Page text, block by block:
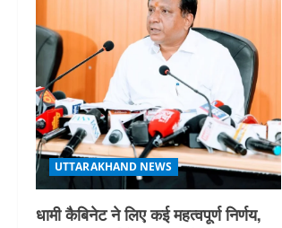
t
i
o
n UTTARAKHAND NEWS
धामी कैबिनेट ने लिए कई महत्वपूर्ण निर्णय,